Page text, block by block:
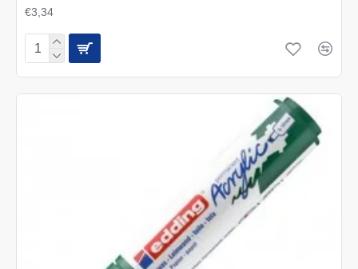
€3,34